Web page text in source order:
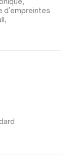
d'empreintes